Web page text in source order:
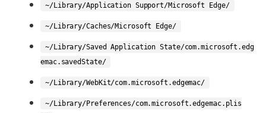
~/Library/Application Support/Microsoft Edge/
~/Library/Caches/Microsoft Edge/
~/Library/Saved Application State/com.microsoft.edg
emac.savedState/
~/Library/WebKit/com.microsoft.edgemac/
~/Library/Preferences/com.microsoft.edgemac.plis